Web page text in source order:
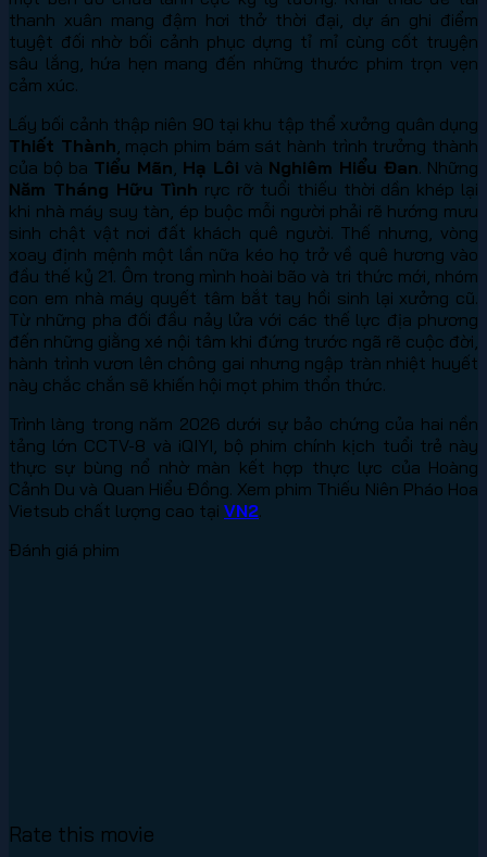
thanh xuân mang đậm hơi thở thời đại, dự án ghi điểm
tuyệt đối nhờ bối cảnh phục dựng tỉ mỉ cùng cốt truyện
sâu lắng, hứa hẹn mang đến những thước phim trọn vẹn
cảm xúc.
Lấy bối cảnh thập niên 90 tại khu tập thể xưởng quân dụng
Thiết Thành , mạch phim bám sát hành trình trưởng thành
của bộ ba Tiểu Mãn Hạ Lôi và Nghiêm Hiểu Đan. Những
Năm Tháng Hữu Tình rực rỡ tuổi thiếu thời dần khép lại
khi nhà máy suy tàn, ép buộc mỗi người phải rẽ hướng mưu
sinh chật vật nơi đất khách quê người. Thế nhưng, vòng
xoay định mệnh một lần nữa kéo họ trở về quê hương vào
đầu thế kỷ 21. Ôm trong mình hoài bão và tri thức mới, nhóm
con em nhà máy quyết tâm bắt tay hồi sinh lại xưởng cũ.
Từ những pha đối đầu nảy lửa với các thế lực địa phương
đến những giằng xé nội tâm khi đứng trước ngã rẽ cuộc đời,
hành trình vươn lên chông gai nhưng ngập tràn nhiệt huyết
này chắc chắn sẽ khiến hội mọt phim thổn thức.
Trình làng trong năm 2026 dưới sự bảo chứng của hai nền
tảng lớn CCTV-8 và iQIYI, bộ phim chính kịch tuổi trẻ này
thực sự bùng nổ nhờ màn kết hợp thực lực của Hoàng
Cảnh Du và Quan Hiểu Đồng. Xem phim Thiếu Niên Pháo Hoa
Vietsub chất lượng cao tại VN2.
Đánh giá phim
Rate this movie